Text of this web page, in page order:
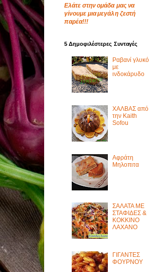
Ελάτε στην ομάδα μας να
γίνουμε μια μεγάλη ζεστή
παρέα!!!
5 Δημοφιλέστερες Συνταγές
Ραβανί γλυκό
με
ινδοκάρυδο
ΧΑΛΒΑΣ από
την Kaith
Sofou
Αφράτη
Μηλοπιτα
ΣΑΛΑΤΑ ΜΕ
ΣΤΑΦΙΔΕΣ &
ΚΟΚΚΙΝΟ
ΛΑΧΑΝΟ
ΓΙΓΑΝΤΕΣ
ΦΟΥΡΝΟΥ